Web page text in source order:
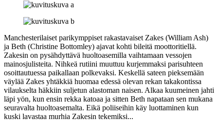
Manchesterilaiset parikymppiset rakastavaiset Zakes (William Ash)
ja Beth (Christine Bottomley) ajavat kohti bileitä moottoritiellä.
Zakesin on pysähdyttävä huoltoasemilla vaihtamaan vessojen
mainosjulisteita. Nihkeä rutiini muuttuu kurjemmaksi parisuhteen
osoittautuessa paikallaan polkevaksi. Keskellä sateen pieksemään
väylää Zakes yhtäkkiä huomaa edessä olevan rekan takakontissa
vilaukselta häkkiin suljetun alastoman naisen. Alkaa kuumeinen jahti
läpi yön, kun ensin rekka katoaa ja sitten Beth napataan sen mukana
seuravalta huoltoasemalta. Eikä poliiseihin käy luottaminen kun
kuski lavastaa murhia Zakesin tekemiksi...